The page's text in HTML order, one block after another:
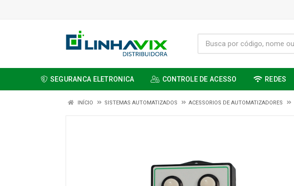
SEGURANCA ELETRONICA CONTROLE DE ACESSO REDES
INÍCIO SISTEMAS AUTOMATIZADOS ACESSORIOS DE AUTOMATIZADORES